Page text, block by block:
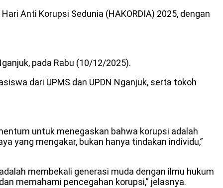
Anti Korupsi Sedunia (HAKORDIA) 2025, dengan
pada Rabu (10/12/2025).
dari UPMS dan UPDN Nganjuk, serta tokoh
untuk menegaskan bahwa korupsi adalah
yang mengakar, bukan hanya tindakan individu,”
membekali generasi muda dengan ilmu hukum
memahami pencegahan korupsi,” jelasnya.